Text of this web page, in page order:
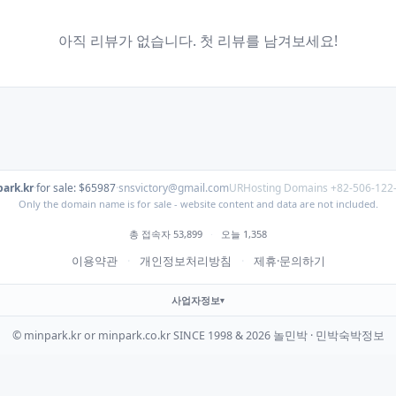
아직 리뷰가 없습니다. 첫 리뷰를 남겨보세요!
·for sale: $65987·snsvictory@gmail.comURHosting Domains +82-506-
Only the domain name is for sale - website content and data are not included.
총 접속자 53,899 · 오늘 1,358
이용약관 · 개인정보처리방침 · 제휴·문의하기
사업자정보
© minpark.kr or minpark.co.kr SINCE 1998 & 2026 놀민박 · 민박숙박정보